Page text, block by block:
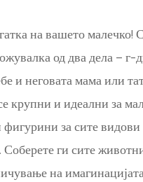
на вашето малечко!
од два дела –
и неговата мама или
крупни и идеални за
за сите
Соберете ги сите
на